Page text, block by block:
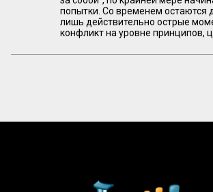
попытки. Со временем остаются
лишь действительно острые
конфликт на уровне принципов,